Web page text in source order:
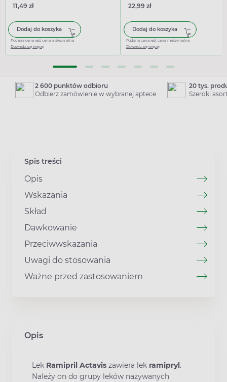
11,49 zł
Dodaj do koszyka
Podana cena jest ceną maksymalną
Dowiedz się więcej
22,99 zł
Dodaj do koszyka
Podana cena jest ceną maksymalną
Dowiedz się więcej
2 600 punktów odbioru
Odbierz zamówienie w wybranej aptece
20 tys.
Szeroki
Spis treści
Opis
Wskazania
Skład
Dawkowanie
Przeciwwskazania
Uwagi do stosowania
Ważne przed zastosowaniem
Opis
Lek Ramipril Actavis zawiera lek ramipryl.
Należy on do grupy leków nazywanych